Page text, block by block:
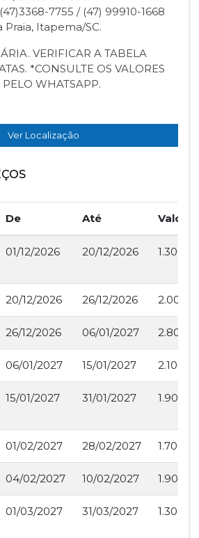
7755 / (47) 99910-1668
Itapema/SC.
VERIFICAR A TABELA
*CONSULTE OS VALORES
WHATSAPP.
Ver Localização
De Até Valor
01/12/2026 20/12/2026
20/12/2026 26/12/2026
26/12/2026 06/01/2027
06/01/2027 15/01/2027
15/01/2027 31/01/2027
01/02/2027 28/02/2027
04/02/2027 10/02/2027
01/03/2027 31/03/2027